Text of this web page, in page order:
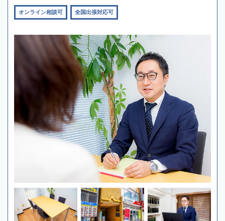
オンライン相談可 全国出張対応可